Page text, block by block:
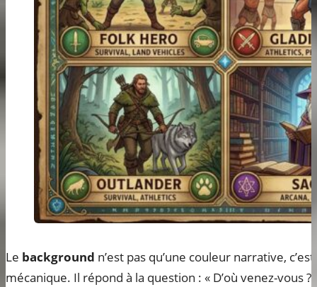
Le background n’est pas qu’une couleur narrative,
mécanique. Il répond à la question : « D’où venez-vous